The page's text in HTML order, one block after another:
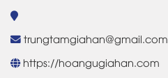
trungtamgiahan@gmail.com
https://hoangugiahan.com